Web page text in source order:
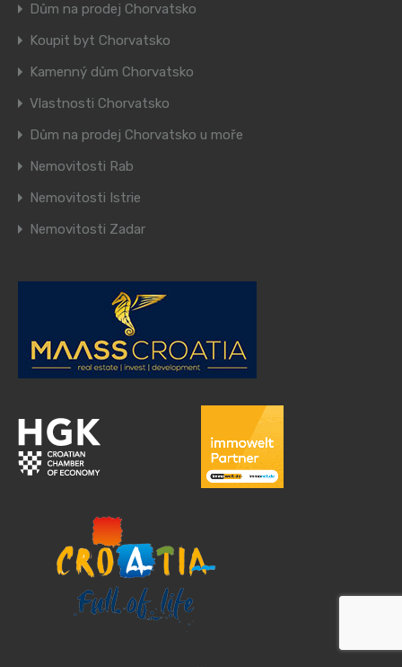
Dům na prodej Chorvatsko
Koupit byt Chorvatsko
Kamenný dům Chorvatsko
Vlastnosti Chorvatsko
Dům na prodej Chorvatsko u moře
Nemovitosti Rab
Nemovitosti Istrie
Nemovitosti Zadar